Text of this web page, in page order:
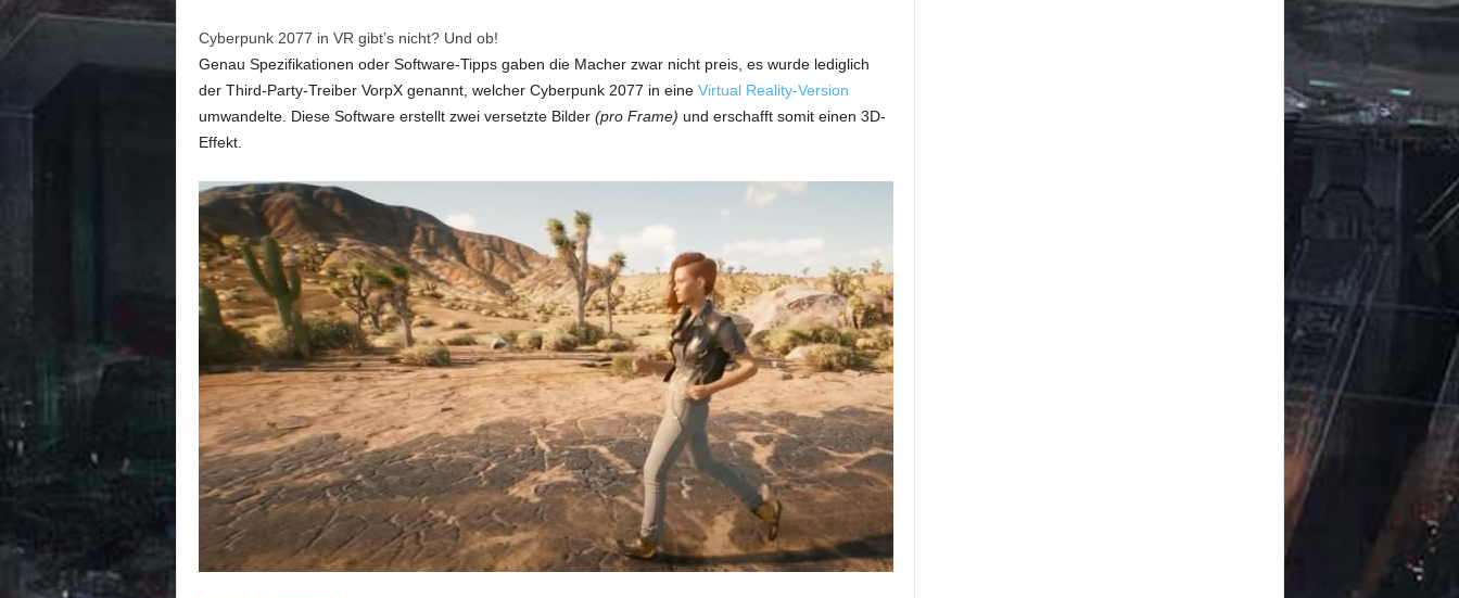
Cyberpunk 2077 in VR gibt’s nicht? Und ob!
Genau Spezifikationen oder Software-Tipps gaben die Macher zwar nicht preis, es wurde lediglich
der Third-Party-Treiber VorpX genannt, welcher Cyberpunk 2077 in eine Virtual Reality-Version
umwandelte. Diese Software erstellt zwei versetzte Bilder (pro Frame) und erschafft somit einen 3D-
Effekt.